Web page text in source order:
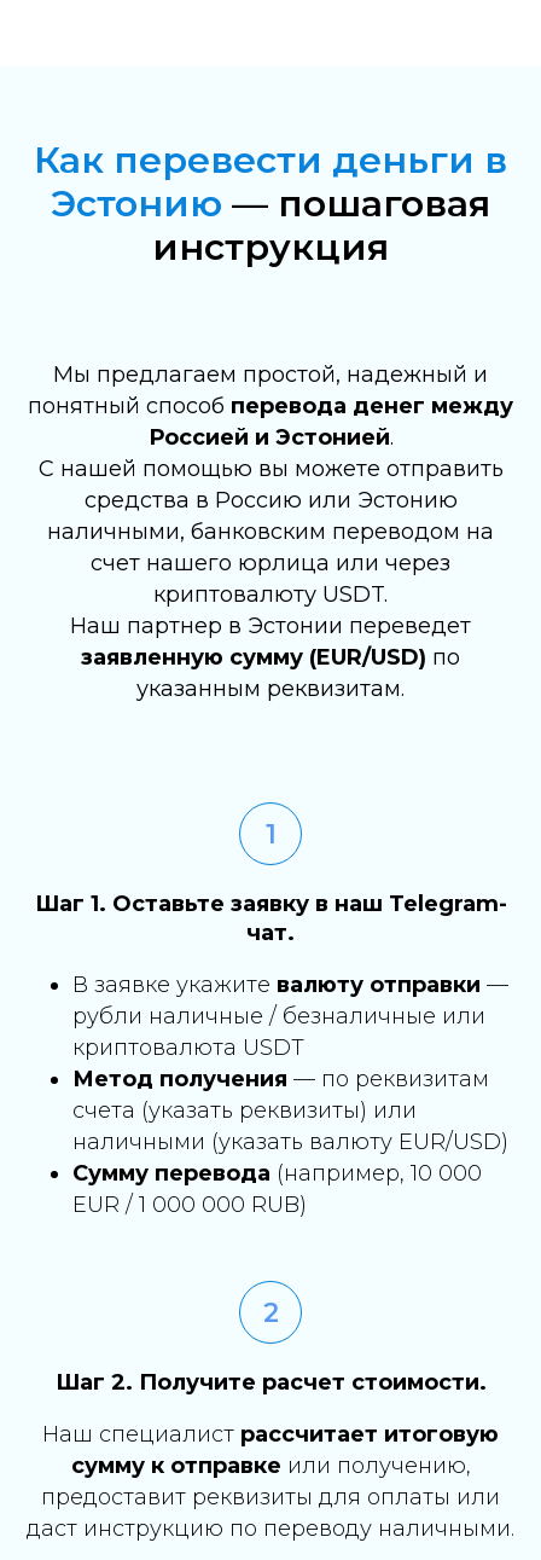
Как перевести деньги в
Эстонию — пошаговая
инструкция
Мы предлагаем простой, надежный и
понятный способ перевода денег между
Россией и Эстонией.
С нашей помощью вы можете отправить
средства в Россию или Эстонию
наличными, банковским переводом на
счет нашего юрлица или через
криптовалюту USDT.
Наш партнер в Эстонии переведет
заявленную сумму (EUR/USD) по
указанным реквизитам.
Шаг 1. Оставьте заявку в наш Telegram-
чат.
В заявке укажите валюту отправки —
рубли наличные / безналичные или
криптовалюта USDT
Метод получения — по реквизитам
счета (указать реквизиты) или
наличными (указать валюту EUR/USD)
Сумму перевода (например, 10 000
EUR / 1 000 000 RUB)
Шаг 2. Получите расчет стоимости.
Наш специалист рассчитает итоговую
сумму к отправке или получению,
предоставит реквизиты для оплаты или
даст инструкцию по переводу наличными.